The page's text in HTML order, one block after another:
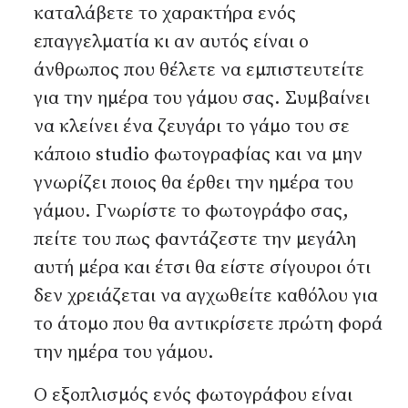
καταλάβετε το χαρακτήρα ενός
επαγγελματία κι αν αυτός είναι ο
άνθρωπος που θέλετε να εμπιστευτείτε
για την ημέρα του γάμου σας. Συμβαίνει
να κλείνει ένα ζευγάρι το γάμο του σε
κάποιο studio φωτογραφίας και να μην
γνωρίζει ποιος θα έρθει την ημέρα του
γάμου. Γνωρίστε το φωτογράφο σας,
πείτε του πως φαντάζεστε την μεγάλη
αυτή μέρα και έτσι θα είστε σίγουροι ότι
δεν χρειάζεται να αγχωθείτε καθόλου για
το άτομο που θα αντικρίσετε πρώτη φορά
την ημέρα του γάμου.
Ο εξοπλισμός ενός φωτογράφου είναι